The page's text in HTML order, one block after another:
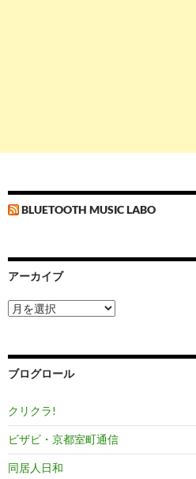
BLUETOOTH MUSIC LABO
アーカイブ
ア
ー
ブ
ブログロール
クリクラ!
ビザビ・京都室町通信
同居人日和